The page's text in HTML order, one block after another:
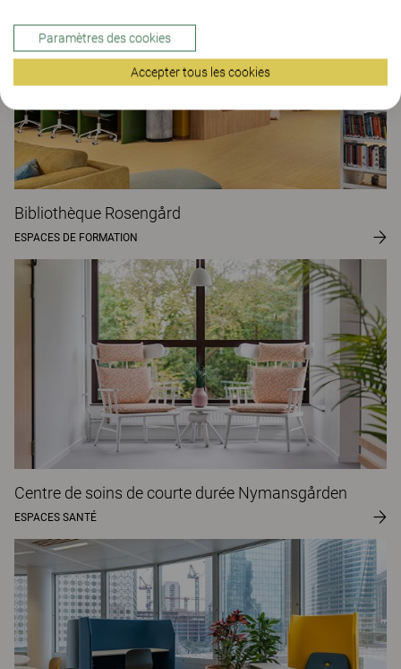
Bibliothèque Rosengård
ESPACES DE FORMATION
Centre de soins de courte durée Nymansgården
ESPACES SANTÉ
Paramètres des cookies
Accepter tous les cookies